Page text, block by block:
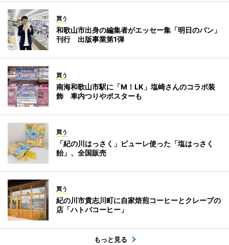
買う
和歌山市出身の編集者がエッセー集「明日のパン」
刊行 出版事業第1弾
買う
南海和歌山市駅に「M！LK」塩崎さんのコラボ装
飾 車内つりやポスターも
買う
「紀の川はっさく」ピューレ使った「塩はっさく
飴」、全国販売
買う
紀の川市貴志川町に自家焙煎コーヒーとクレープの
店「ハトバコーヒー」
もっと見る